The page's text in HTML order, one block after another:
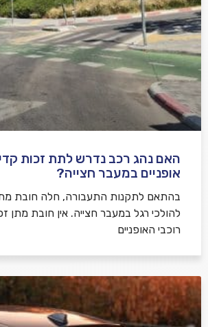
אני מאשר/ת קבלת דיוור במייל
למדיניות הפרטיות
האם נהג רכב נדרש לתת זכות
אופניים במעבר חצייה?
בהתאם לתקנות התעבורה, חלה חובת
להולכי רגל במעבר חצייה. אין חובת מתן
רוכבי האופניים